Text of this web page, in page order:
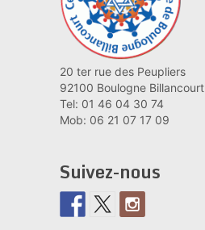
20 ter rue des Peupliers
92100 Boulogne Billancourt
Tel: 01 46 04 30 74
Mob: 06 21 07 17 09
Suivez-nous